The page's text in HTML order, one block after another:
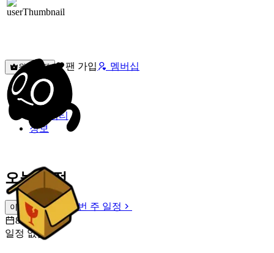
원픽선택 팬 가입 멤버십
밐타운
피드
커뮤니티
정보
오늘 일정
이번 주 일정
이번 주 일정
8월 9일 [일]
일정 없음